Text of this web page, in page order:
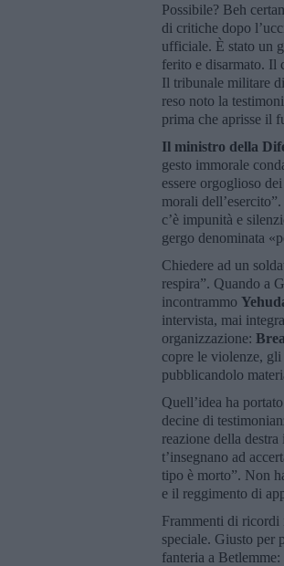
Possibile? Beh
di critiche dopo
ufficiale. È stato un
ferito e disarmato. Il
Il tribunale militare
reso noto la
prima che aprisse il
Il ministro della
gesto immorale
essere orgoglioso
morali
c’è impunità e
gergo denominata
Chiedere ad un
respira”. Quando a
incontrammo
intervista, mai
organizzazione:
copre le violenze, gli
pubblicandolo
Quell’idea ha
decine di
reazione della
t’insegnano ad
tipo è morto”. Non
e il reggimento di
Frammenti di ricordi
speciale. Giusto per
fanteria a